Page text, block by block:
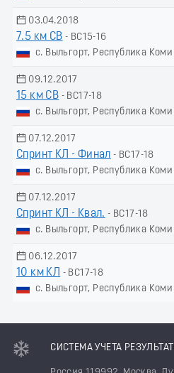
03.04.2018
7.5 км СВ - ВС15-16
с. Выльгорт, Республика Коми
09.12.2017
15 км СВ - ВС17-18
с. Выльгорт, Республика Коми
07.12.2017
Спринт КЛ - Финал - ВС17-18
с. Выльгорт, Республика Коми
07.12.2017
Спринт КЛ - Квал. - ВС17-18
с. Выльгорт, Республика Коми
06.12.2017
10 км КЛ
- ВС17-18
с. Выльгорт, Республика Коми
СИСТЕМА УЧЕТА